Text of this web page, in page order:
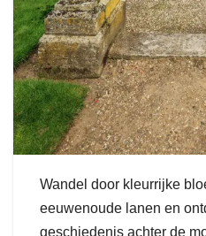
Wandel door kleurrijke
eeuwenoude lanen en
geschiedenis achter de